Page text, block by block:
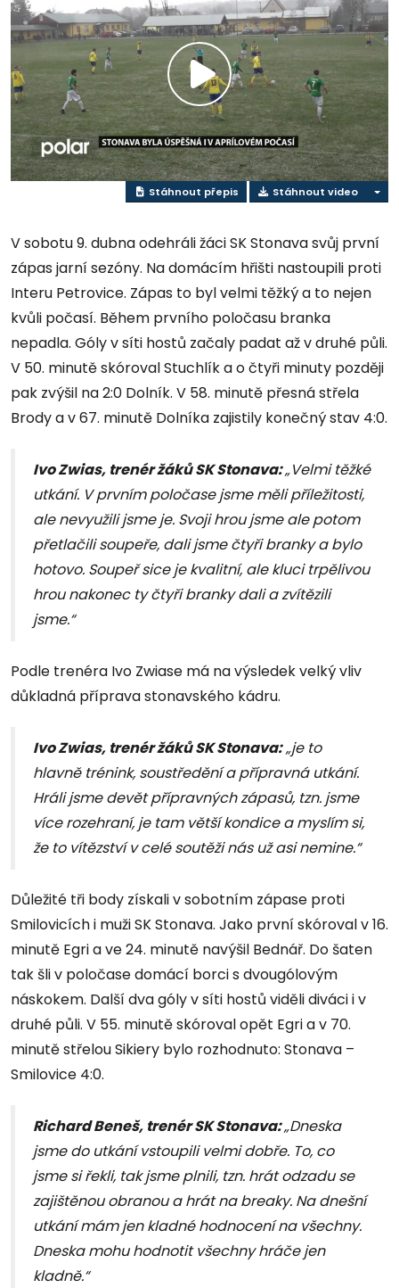
Přehrát
video
Stáhnout přepis Stáhnout video
V sobotu 9. dubna odehráli žáci SK Stonava svůj první
zápas jarní sezóny. Na domácím hřišti nastoupili proti
Interu Petrovice. Zápas to byl velmi těžký a to nejen
kvůli počasí. Během prvního poločasu branka
nepadla. Góly v síti hostů začaly padat až v druhé půli.
V 50. minutě skóroval Stuchlík a o čtyři minuty později
pak zvýšil na 2:0 Dolník. V 58. minutě přesná střela
Brody a v 67. minutě Dolníka zajistily konečný stav 4:0.
Ivo Zwias, trenér žáků SK Stonava:„Velmi těžké
utkání. V prvním poločase jsme měli příležitosti,
ale nevyužili jsme je. Svoji hrou jsme ale potom
přetlačili soupeře, dali jsme čtyři branky a bylo
hotovo. Soupeř sice je kvalitní, ale kluci trpělivou
hrou nakonec ty čtyři branky dali a zvítězili
jsme.“
Podle trenéra Ivo Zwiase má na výsledek velký vliv
důkladná příprava stonavského kádru.
Ivo Zwias, trenér žáků SK Stonava:„je to
hlavně trénink, soustředění a přípravná utkání.
Hráli jsme devět přípravných zápasů, tzn. jsme
více rozehraní, je tam větší kondice a myslím si,
že to vítězství v celé soutěži nás už asi nemine.“
Důležité tři body získali v sobotním zápase proti
Smilovicích i muži SK Stonava. Jako první skóroval v 16.
minutě Egri a ve 24. minutě navýšil Bednář. Do šaten
tak šli v poločase domácí borci s dvougólovým
náskokem. Další dva góly v síti hostů viděli diváci i v
druhé půli. V 55. minutě skóroval opět Egri a v 70.
minutě střelou Sikiery bylo rozhodnuto: Stonava –
Smilovice 4:0.
Richard Beneš, trenér SK Stonava:„Dneska
jsme do utkání vstoupili velmi dobře. To, co
jsme si řekli, tak jsme plnili, tzn. hrát odzadu se
zajištěnou obranou a hrát na breaky. Na dnešní
utkání mám jen kladné hodnocení na všechny.
Dneska mohu hodnotit všechny hráče jen
kladně.“